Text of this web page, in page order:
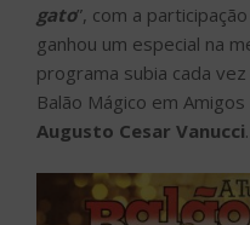
gato”, com a
ganhou um especial na
programa subia cada
Balão Mágico em
Augusto Cesar Vanucci.